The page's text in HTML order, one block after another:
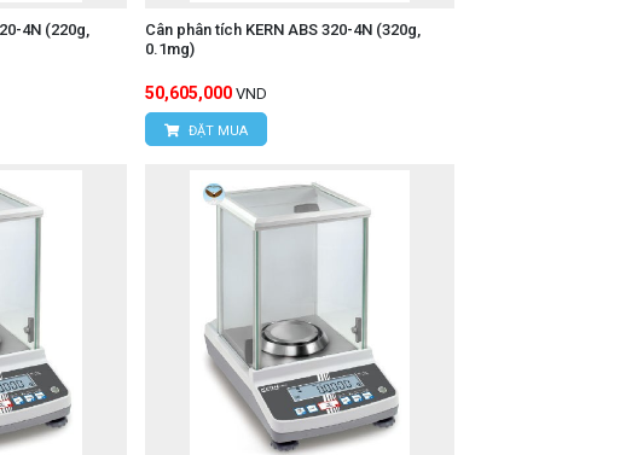
4N (220g,
Cân phân tích KERN ABS 320-4N (320g,
0.1mg)
50,605,000 VND
ĐẶT MUA